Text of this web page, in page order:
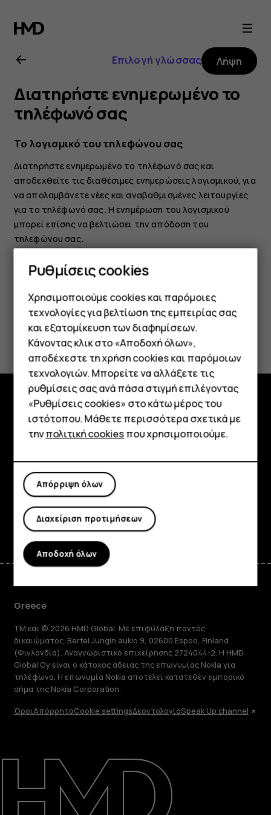
Οδηγίες
χρήσης
Nokia
4.2
Smartphone
Τηλέφωνα απλής χρήσης
Tablet
Επισκευή, επαναχρησιμοποίηση,
ανακύκλωση
Υποστήριξη
Επιλογή γλώσσας Λήψη
Διατηρήστε ενημερωμένο το
τηλέφωνό σας
Το λογισμικό του τηλεφώνου σας
Διατηρήστε ενημερωμένο το τηλέφωνό σας και
αποδεχθείτε τις διαθέσιμες ενημερώσεις λογισμικού, για
να απολαμβάνετε νέες και αναβαθμισμένες λειτουργίες
για το τηλέφωνό σας. Η ενημέρωση του λογισμικού
μπορεί επίσης να βελτιώσει την απόδοση του
τηλεφώνου σας.
Το βρήκατε χρήσιμο;
Ναι Όχι
Εξερευνήστε
Πληροφορίες
Planet and people
Υποστήριξη
FacebookInstagram
TiktokYoutubeLinkedin
Greece
TM και © 2026 HMD Global. Με επιφύλαξη παντός
δικαιώματος. Bertel Jungin aukio 9, 02600 Espoo, Finland
(Φινλανδία). Αναγνωριστικό επιχείρησης 2724044-2. Η HMD
Global Oy είναι ο κάτοχος άδειας της επωνυμίας Nokia για
τηλέφωνα. Η επωνυμία Nokia αποτελεί κατατεθέν εμπορικό
σήμα της Nokia Corporation.
ΌροιΑπόρρητοCookie settingsΔεοντολογίαSpeak Up channel
Ρυθμίσεις cookies
Χρησιμοποιούμε cookies και παρόμοιες
τεχνολογίες για βελτίωση της εμπειρίας σας
και εξατομίκευση των διαφημίσεων.
Κάνοντας κλικ στο «Αποδοχή όλων»,
αποδέχεστε τη χρήση cookies και παρόμοιων
τεχνολογιών. Μπορείτε να αλλάξετε τις
ρυθμίσεις σας ανά πάσα στιγμή επιλέγοντας
«Ρυθμίσεις cookies» στο κάτω μέρος του
ιστότοπου. Μάθετε περισσότερα σχετικά με
τηνπολιτική cookiesπου χρησιμοποιούμε.
Απόρριψη όλων
Διαχείριση προτιμήσεων
Αποδοχή όλων